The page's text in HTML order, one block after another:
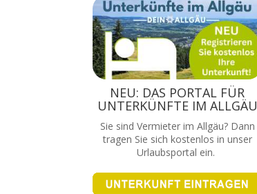
NEU: DAS PORTAL FÜR
UNTERKÜNFTE IM ALLGÄU
Sie sind Vermieter im Allgäu? Dann
tragen Sie sich kostenlos in unser
Urlaubsportal ein.